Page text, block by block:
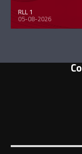
RLL 1
05-08-2026